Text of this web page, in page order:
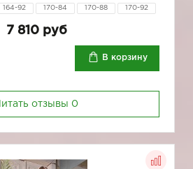
164-92 170-84 170-88 170-92
7 810 руб
В корзину
отзывы 0